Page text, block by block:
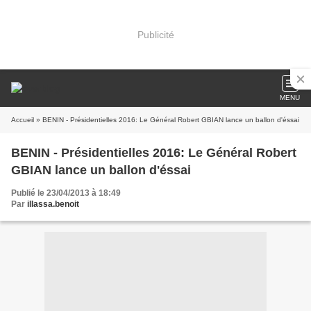
Publicité
MENU
Accueil » BENIN - Présidentielles 2016: Le Général Robert GBIAN lance un ballon d'éssai
BENIN - Présidentielles 2016: Le Général Robert
GBIAN lance un ballon d'éssai
Publié le 23/04/2013 à 18:49
Par illassa.benoit